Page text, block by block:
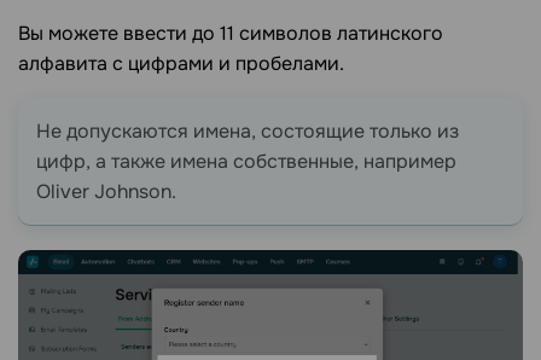
Вы можете ввести до 11 символов латинского
алфавита с цифрами и пробелами.
Не допускаются имена, состоящие только из
цифр, а также имена собственные, например
Oliver Johnson.